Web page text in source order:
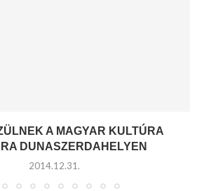
A MAGYAR KULTÚRA
DUNASZERDAHELYEN
2014.12.31.